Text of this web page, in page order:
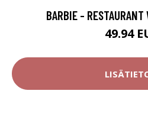
BARBIE -
49.94